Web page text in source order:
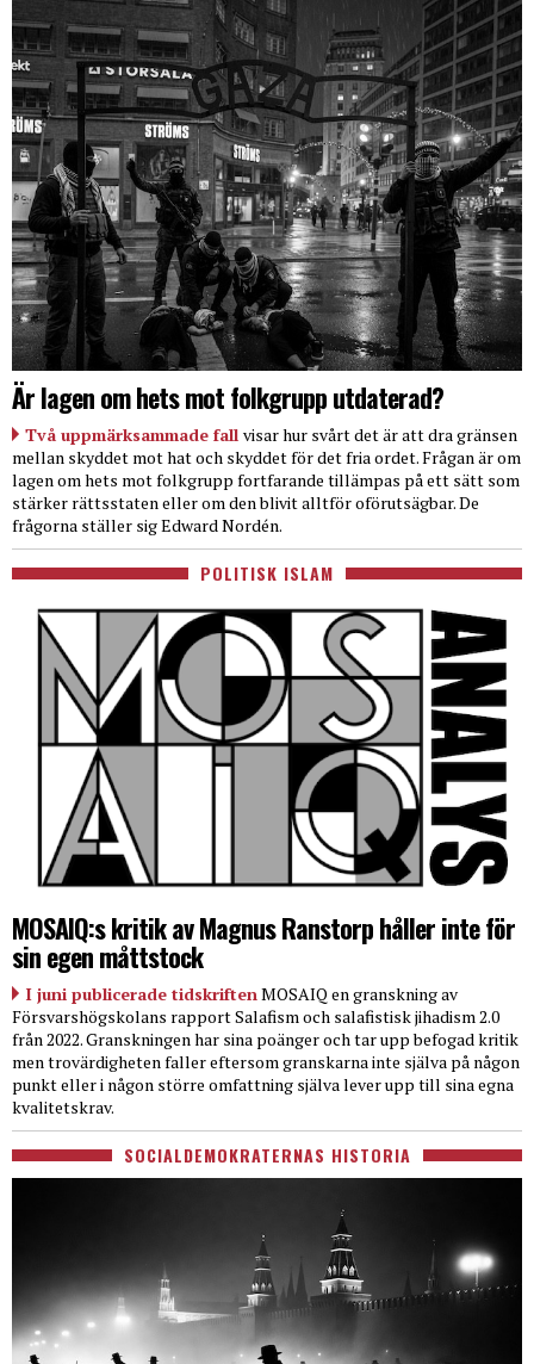
Är lagen om hets mot folkgrupp utdaterad?
Två uppmärksammade fall visar hur svårt det är att dra gränsen
mellan skyddet mot hat och skyddet för det fria ordet. Frågan är om
lagen om hets mot folkgrupp fortfarande tillämpas på ett sätt som
stärker rättsstaten eller om den blivit alltför oförutsägbar. De
frågorna ställer sig Edward Nordén.
POLITISK ISLAM
MOSAIQ:s kritik av Magnus Ranstorp håller inte för
sin egen måttstock
I juni publicerade tidskriften MOSAIQ en granskning av
Försvarshögskolans rapport Salafism och salafistisk jihadism 2.0
från 2022. Granskningen har sina poänger och tar upp befogad kritik
men trovärdigheten faller eftersom granskarna inte själva på någon
punkt eller i någon större omfattning själva lever upp till sina egna
kvalitetskrav.
SOCIALDEMOKRATERNAS HISTORIA